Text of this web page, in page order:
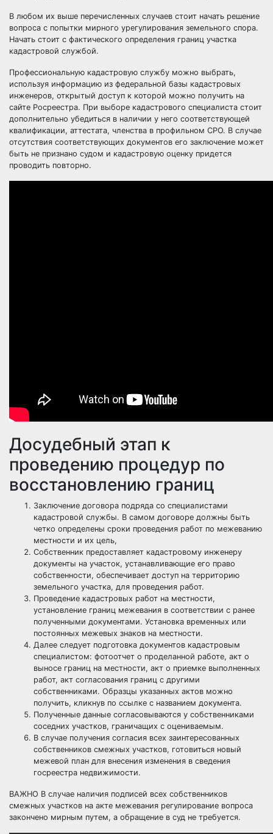
В любом их выше перечисленных случаев стоит начать решение
вопроса с попытки мирного урегулирования земельного спора.
Начать стоит с фактического определения границ участка
кадастровой службой.
Профессиональную кадастровую службу можно выбрать,
используя информацию из федеральной базы кадастровых
инженеров, открытый доступ к которой можно получить на
сайте Росреестра. При выборе кадастрового специалиста стоит
дополнительно убедиться в наличии у него соответствующей
квалификации, аттестата, членства в профильном СРО. В случае
отсутствия соответствующих документов его заключение может
быть не признано судом и кадастровую оценку придется
проводить повторно.
Досудебный этап к
проведению процедур по
восстановлению границ
Заключение договора подряда со специалистами
кадастровой службы. В самом договоре должны быть
четко определены сроки проведения работ по межеванию
местности и их цель,
Собственник предоставляет кадастровому инженеру
документы на участок, устанавливающие его право
собственности, обеспечивает доступ на территорию
земельного участка, для проведения работ.
Проведение кадастровых работ на местности,
установление границ межевания в соответствии с ранее
полученными документами. Установка временных или
постоянных межевых знаков на местности.
Далее следует подготовка документов кадастровым
специалистом: фотоотчет о проделанной работе, акт о
выносе границ на местности, акт о приемке выполненных
работ, акт согласования границ с другими
собственниками. Образцы указанных актов можно
получить, кликнув по ссылке с названием документа.
Полученные данные согласовываются у собственниками
соседних участков, граничащих с оцениваемым.
В случае получения согласия всех заинтересованных
собственников смежных участков, готовиться новый
межевой план для внесения изменения в сведения
госреестра недвижимости.
ВАЖНО В случае наличия подписей всех собственников
смежных участков на акте межевания регулирование вопроса
закончено мирным путем, а обращение в суд не требуется.